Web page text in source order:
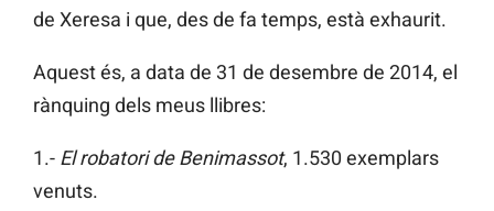
de Xeresa i que, des de fa temps, està exhaurit.
Aquest és, a data de 31 de desembre de 2014, el
rànquing dels meus llibres:
1.- El robatori de Benimassot, 1.530 exemplars
venuts.